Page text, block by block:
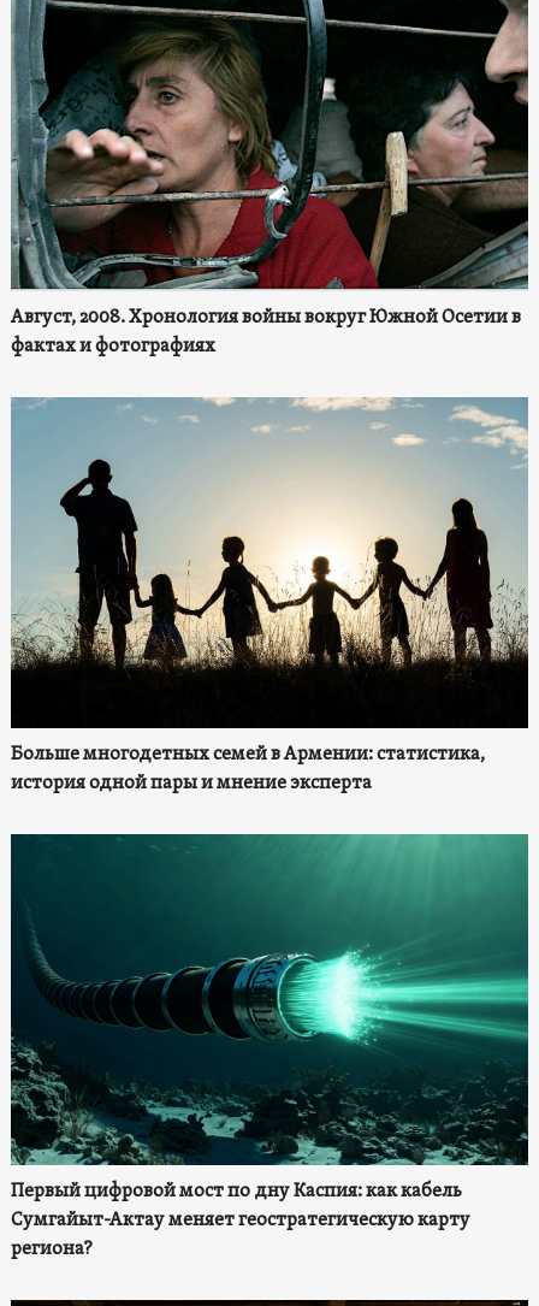
Август, 2008. Хронология войны вокруг Южной Осетии в
фактах и фотографиях
Больше многодетных семей в Армении: статистика,
история одной пары и мнение эксперта
Первый цифровой мост по дну Каспия: как кабель
Сумгайыт-Актау меняет геостратегическую карту
региона?